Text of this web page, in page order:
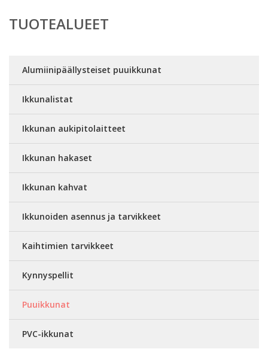
TUOTEALUEET
Alumiinipäällysteiset puuikkunat
Ikkunalistat
Ikkunan aukipitolaitteet
Ikkunan hakaset
Ikkunan kahvat
Ikkunoiden asennus ja tarvikkeet
Kaihtimien tarvikkeet
Kynnyspellit
Puuikkunat
PVC-ikkunat